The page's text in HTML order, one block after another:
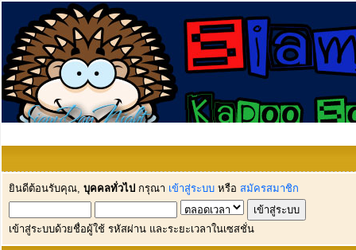
ยินดีต้อนรับคุณ, บุคคลทั่วไป กรุณา เข้าสู่ระบบ หรือ สมัครสมาชิก
เข้าสู่ระบบด้วยชื่อผู้ใช้ รหัสผ่าน และระยะเวลาในเซสชั่น